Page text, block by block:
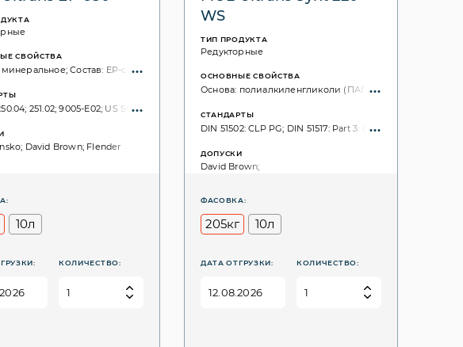
ISO 6743: CKD; ISO: 12925-1; ISO VG, 3448: 68;
СВОЙСТВА
Состав: EP-свойства; без хлора;
251.02; 9005-E02; US Steel: 224; DIN 51517: Part 3: CLP; ISO 6743: CKD; ISO: 12925-1; ISO VG, 3448:
David Brown; Flender
10л
КОЛИЧЕСТВО:
WS
ТИП ПРОДУКТА
Редукторные
ОСНОВНЫЕ СВОЙСТВА
Основа: полиалкиленгликоли (ПАГ); синтетическое;
СТАНДАРТЫ
DIN 51502: CLP PG; DIN 51517: Part 3: CLP PG; ISO VG, 3448:
ДОПУСКИ
David Brown;
ФАСОВКА:
205кг 10л
ДАТА ОТГРУЗКИ: КОЛИЧЕСТВО: